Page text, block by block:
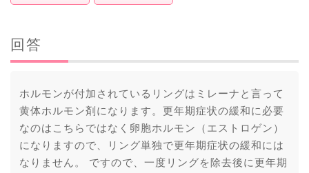
回答
ホルモンが付加されているリングはミレーナと言って
黄体ホルモン剤になります。更年期症状の緩和に必要
なのはこちらではなく卵胞ホルモン（エストロゲン）
になりますので、リング単独で更年期症状の緩和には
なりません。 ですので、一度リングを除去後に更年期